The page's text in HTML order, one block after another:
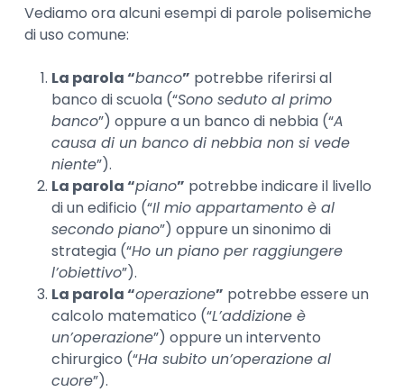
Vediamo ora alcuni esempi di parole polisemiche
di uso comune:
La parola “banco” potrebbe riferirsi al
banco di scuola (“Sono seduto al primo
banco”) oppure a un banco di nebbia (“A
causa di un banco di nebbia non si vede
niente”).
La parola “piano” potrebbe indicare il livello
di un edificio (“Il mio appartamento è al
secondo piano”) oppure un sinonimo di
strategia (“Ho un piano per raggiungere
l’obiettivo”).
La parola “operazione” potrebbe essere un
calcolo matematico (“L’addizione è
un’operazione”) oppure un intervento
chirurgico (“Ha subito un’operazione al
cuore”).